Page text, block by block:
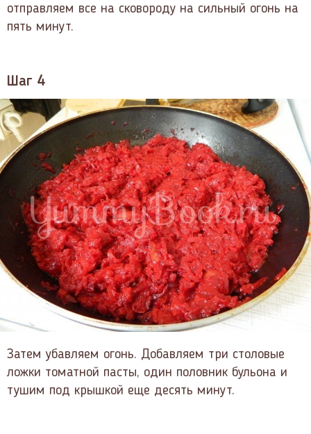
отправляем все на сковороду на сильный огонь на
пять минут.
Шаг 4
Затем убавляем огонь. Добавляем три столовые
ложки томатной пасты, один половник бульона и
тушим под крышкой еще десять минут.